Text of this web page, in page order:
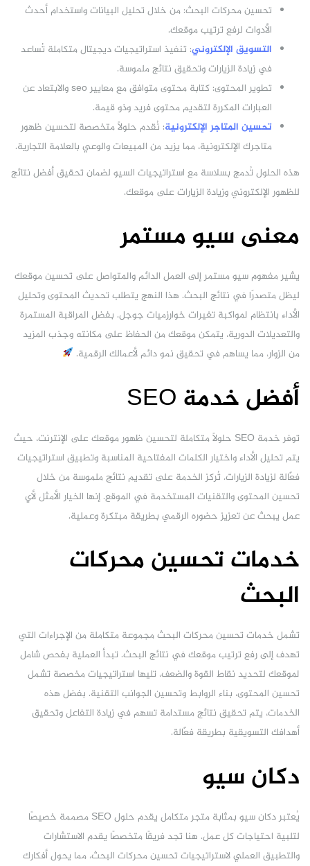
تحسين محركات البحث: من خلال تحليل البيانات واستخدام أحدث
الأدوات لرفع ترتيب موقعك.
التسويق الإلكتروني: تنفيذ استراتيجيات ديجيتال متكاملة تُساعد
في زيادة الزيارات وتحقيق نتائج ملموسة.
تطوير المحتوى: كتابة محتوى متوافق مع معايير seo والابتعاد عن
العبارات المكررة لتقديم محتوى فريد وذو قيمة.
تحسين المتاجر الإلكترونية: نُقدم حلولاً متخصصة لتحسين ظهور
متاجرك الإلكترونية، مما يزيد من المبيعات والوعي بالعلامة التجارية.
هذه الحلول تُدمج بسلاسة مع استراتيجيات السيو لضمان تحقيق أفضل نتائج
للظهور الإلكتروني وزيادة الزيارات على موقعك.
معنى سيو مستمر
يشير مفهوم سيو مستمر إلى العمل الدائم والمتواصل على تحسين موقعك
ليظل متصدرًا في نتائج البحث. هذا النهج يتطلب تحديث المحتوى وتحليل
الأداء بانتظام لمواكبة تغيرات خوارزميات جوجل. بفضل المراقبة المستمرة
والتعديلات الدورية، يتمكن موقعك من الحفاظ على مكانته وجذب المزيد
من الزوار، مما يساهم في تحقيق نمو دائم لأعمالك الرقمية.
أفضل خدمة SEO
توفر خدمة SEO حلولاً متكاملة لتحسين ظهور موقعك على الإنترنت، حيث
يتم تحليل الأداء واختيار الكلمات المفتاحية المناسبة وتطبيق استراتيجيات
فعّالة لزيادة الزيارات. تُركز الخدمة على تقديم نتائج ملموسة من خلال
تحسين المحتوى والتقنيات المستخدمة في الموقع. إنها الخيار الأمثل لأي
عمل يبحث عن تعزيز حضوره الرقمي بطريقة مبتكرة وعملية.
خدمات تحسين محركات
البحث
تشمل خدمات تحسين محركات البحث مجموعة متكاملة من الإجراءات التي
تهدف إلى رفع ترتيب موقعك في نتائج البحث. تبدأ العملية بفحص شامل
لموقعك لتحديد نقاط القوة والضعف، تليها استراتيجيات مخصصة تشمل
تحسين المحتوى، بناء الروابط وتحسين الجوانب التقنية. بفضل هذه
الخدمات، يتم تحقيق نتائج مستدامة تسهم في زيادة التفاعل وتحقيق
أهدافك التسويقية بطريقة فعّالة.
دكان سيو
يُعتبر دكان سيو بمثابة متجر متكامل يقدم حلول SEO مصممة خصيصًا
لتلبية احتياجات كل عمل. هنا تجد فريقًا متخصصًا يقدم الاستشارات
والتطبيق العملي لاستراتيجيات تحسين محركات البحث، مما يحول أفكارك